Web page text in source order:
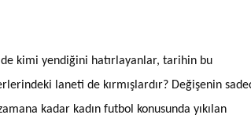
kimi yendiğini hatırlayanlar, tarihin bu
laneti de kırmışlardır? Değişenin
kadar kadın futbol konusunda yıkılan